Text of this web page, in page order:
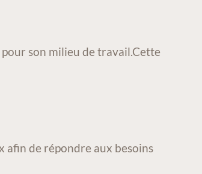
son milieu de travail.Cette
afin de répondre aux besoins